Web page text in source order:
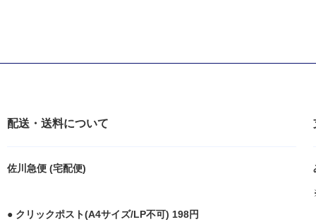
配送・送料について
佐川急便 (宅配便)
● クリックポスト(A4サイズ/LP不可) 198円